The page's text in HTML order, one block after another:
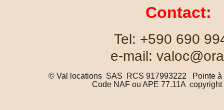
Contact:
Tel: +590 690
e-mail:
© Val locations  SAS  RCS 917993222   Pointe
Code NAF ou APE 77.11A